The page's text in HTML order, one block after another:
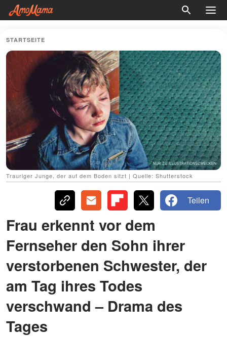
STARTSEITE
Trauriger Junge, der auf dem Boden sitzt | Quelle: Shutterstock
Teilen
Frau erkennt vor dem
Fernseher den Sohn ihrer
verstorbenen Schwester, der
am Tag ihres Todes
verschwand – Drama des
Tages